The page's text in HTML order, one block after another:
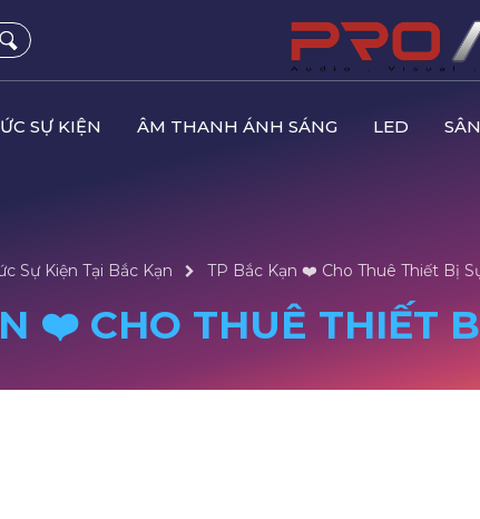
SỰ KIỆN ÂM THANH ÁNH SÁNG LED
Sự Kiện Tại Bắc Kạn TP Bắc Kạn ❤️️ Cho Thuê Thiết Bị
❤️️ CHO THUÊ THIẾT